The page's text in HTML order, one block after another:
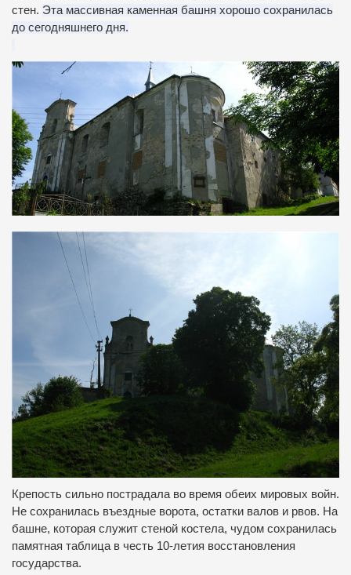
стен. Эта массивная каменная башня хорошо сохранилась
до сегодняшнего дня.
Крепость сильно пострадала во время обеих мировых войн.
Не сохранилась въездные ворота, остатки валов и рвов. На
башне, которая служит стеной костела, чудом сохранилась
памятная таблица в честь 10-летия восстановления
государства.